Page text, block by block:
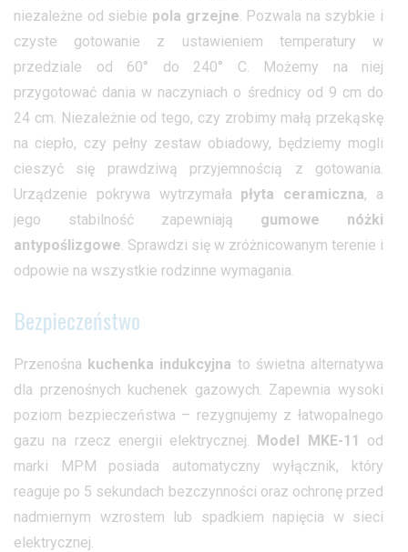
niezależne od siebie pola grzejne. Pozwala na szybkie i
czyste gotowanie z ustawieniem temperatury w
przedziale od 60° do 240° C. Możemy na niej
przygotować dania w naczyniach o średnicy od 9 cm do
24 cm. Niezależnie od tego, czy zrobimy małą przekąskę
na ciepło, czy pełny zestaw obiadowy, będziemy mogli
cieszyć się prawdziwą przyjemnością z gotowania.
Urządzenie pokrywa wytrzymała płyta ceramiczna, a
jego stabilność zapewniają gumowe nóżki
antypoślizgowe. Sprawdzi się w zróżnicowanym terenie i
odpowie na wszystkie rodzinne wymagania.
Bezpieczeństwo
Przenośna kuchenka indukcyjna to świetna alternatywa
dla przenośnych kuchenek gazowych. Zapewnia wysoki
poziom bezpieczeństwa – rezygnujemy z łatwopalnego
gazu na rzecz energii elektrycznej. Model MKE-11
od
marki MPM posiada automatyczny wyłącznik, który
reaguje po 5 sekundach bezczynności oraz ochronę przed
nadmiernym wzrostem lub spadkiem napięcia w sieci
elektrycznej.